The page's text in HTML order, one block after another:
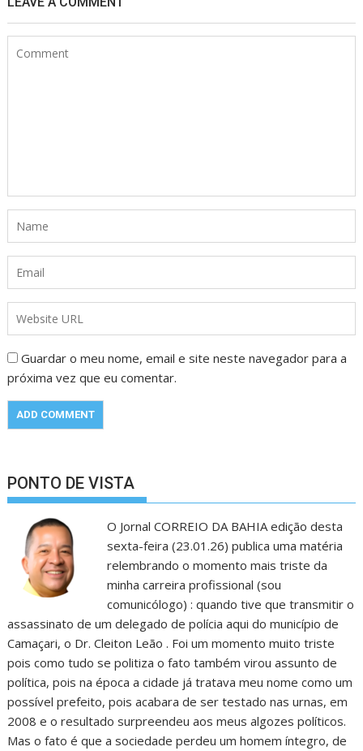
Guardar o meu nome, email e site neste navegador para a
próxima vez que eu comentar.
PONTO DE VISTA
O Jornal CORREIO DA BAHIA edição desta
sexta-feira (23.01.26) publica uma matéria
relembrando o momento mais triste da
minha carreira profissional (sou
comunicólogo) : quando tive que transmitir o
assassinato de um delegado de polícia aqui do município de
Camaçari, o Dr. Cleiton Leão . Foi um momento muito triste
pois como tudo se politiza o fato também virou assunto de
política, pois na época a cidade já tratava meu nome como um
possível prefeito, pois acabara de ser testado nas urnas, em
2008 e o resultado surpreendeu aos meus algozes políticos.
Mas o fato é que a sociedade perdeu um homem íntegro, de